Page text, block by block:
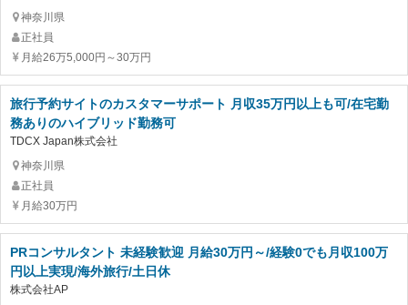
神奈川県
正社員
月給26万5,000円～30万円
旅行予約サイトのカスタマーサポート 月収35万円以上も可/在宅勤
務ありのハイブリッド勤務可
TDCX Japan株式会社
神奈川県
正社員
月給30万円
PRコンサルタント 未経験歓迎 月給30万円～/経験0でも月収100万
円以上実現/海外旅行/土日休
株式会社AP